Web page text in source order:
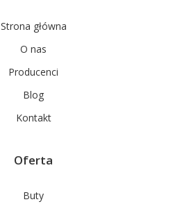
Strona główna
O nas
Producenci
Blog
Kontakt
Oferta
Buty